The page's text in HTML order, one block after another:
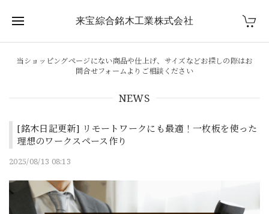
来宝綜合銘木工業株式会社
当ショッピングページにない商品や仕上げ、サイズなどお探しの際はお
問合せフォームよりご相談ください
NEWS
[銘木日記更新] リモートワークにも最適！一枚板を使った
理想のワークスペース作り
2025/08/13 08:13